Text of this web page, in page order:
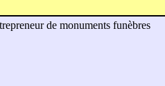
de monuments funèbres